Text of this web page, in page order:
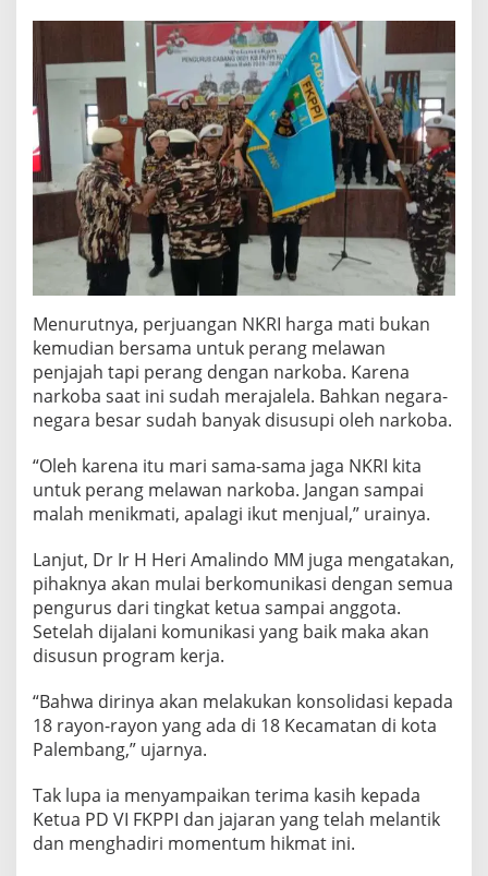
r
s
a
u
a
n
d
a
n
K
e
s
a
t
u
a
n
Menurutnya, perjuangan NKRI harga mati bukan
kemudian bersama untuk perang melawan
penjajah tapi perang dengan narkoba. Karena
narkoba saat ini sudah merajalela. Bahkan negara-
negara besar sudah banyak disusupi oleh narkoba.
“Oleh karena itu mari sama-sama jaga NKRI kita
untuk perang melawan narkoba. Jangan sampai
malah menikmati, apalagi ikut menjual,” urainya.
Lanjut, Dr Ir H Heri Amalindo MM juga mengatakan,
pihaknya akan mulai berkomunikasi dengan semua
pengurus dari tingkat ketua sampai anggota.
Setelah dijalani komunikasi yang baik maka akan
disusun program kerja.
“Bahwa dirinya akan melakukan konsolidasi kepada
18 rayon-rayon yang ada di 18 Kecamatan di kota
Palembang,” ujarnya.
Tak lupa ia menyampaikan terima kasih kepada
Ketua PD VI FKPPI dan jajaran yang telah melantik
dan menghadiri momentum hikmat ini.